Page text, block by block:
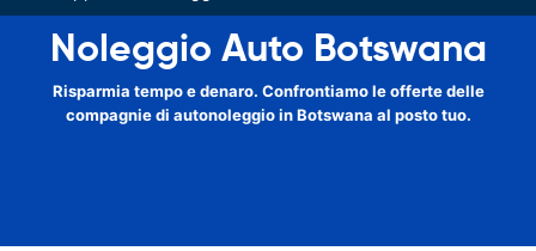
Noleggio Auto Botswana
Risparmia tempo e denaro. Confrontiamo le offerte delle
compagnie di autonoleggio in Botswana al posto tuo.